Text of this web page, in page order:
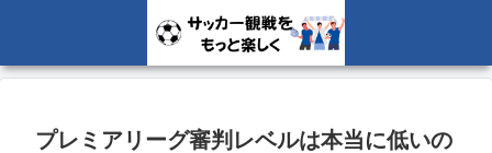
プレミアリーグ審判レベルは本当に低いの